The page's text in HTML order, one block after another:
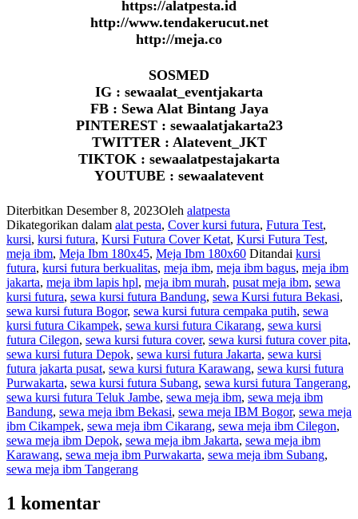
https://alatpesta.id
http://www.tendakerucut.net
http://meja.co
SOSMED
IG : sewaalat_eventjakarta
FB : Sewa Alat Bintang Jaya
PINTEREST : sewaalatjakarta23
TWITTER : Alatevent_JKT
TIKTOK : sewaalatpestajakarta
YOUTUBE : sewaalatevent
Diterbitkan Desember 8, 2023Oleh alatpesta
Dikategorikan dalam alat pesta, Cover kursi futura, Futura Test,
kursi, kursi futura, Kursi Futura Cover Ketat, Kursi Futura Test,
meja ibm, Meja Ibm 180x45, Meja Ibm 180x60 Ditandai kursi
futura, kursi futura berkualitas, meja ibm, meja ibm bagus, meja ibm
jakarta, meja ibm lapis hpl, meja ibm murah, pusat meja ibm, sewa
kursi futura, sewa kursi futura Bandung, sewa Kursi futura Bekasi,
sewa kursi futura Bogor, sewa kursi futura cempaka putih, sewa
kursi futura Cikampek, sewa kursi futura Cikarang, sewa kursi
futura Cilegon, sewa kursi futura cover, sewa kursi futura cover pita,
sewa kursi futura Depok, sewa kursi futura Jakarta, sewa kursi
futura jakarta pusat, sewa kursi futura Karawang, sewa kursi futura
Purwakarta, sewa kursi futura Subang, sewa kursi futura Tangerang,
sewa kursi futura Teluk Jambe, sewa meja ibm, sewa meja ibm
Bandung, sewa meja ibm Bekasi, sewa meja IBM Bogor, sewa meja
ibm Cikampek, sewa meja ibm Cikarang, sewa meja ibm Cilegon,
sewa meja ibm Depok, sewa meja ibm Jakarta, sewa meja ibm
Karawang, sewa meja ibm Purwakarta, sewa meja ibm Subang,
sewa meja ibm Tangerang
1 komentar